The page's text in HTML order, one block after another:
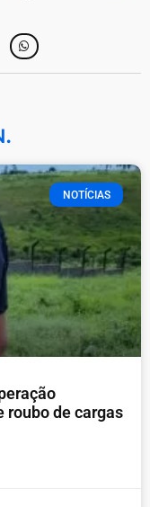
NOTÍCIAS
roubo de cargas